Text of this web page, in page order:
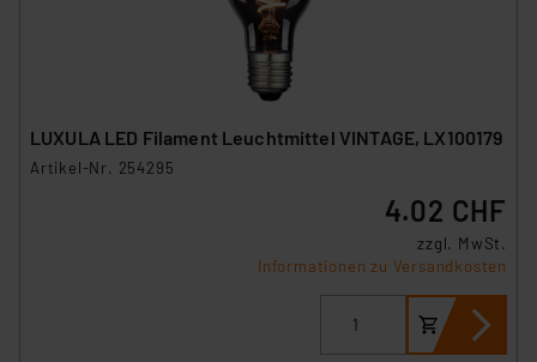
LUXULA LED Filament Leuchtmittel VINTAGE, LX100179
Artikel-Nr. 254295
4.02 CHF
zzgl. MwSt.
Informationen zu Versandkosten